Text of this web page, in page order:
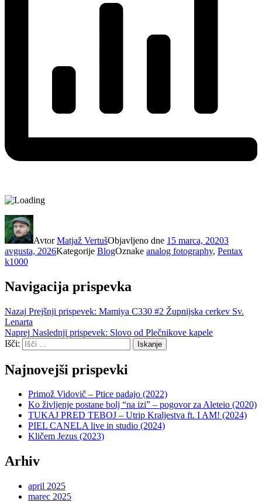
AvtorMatjaž VertušObjavljeno dne 15 marca, 20203
avgusta, 2026Kategorije BlogOznake analog fotography, Pentax
k1000
Navigacija prispevka
Nazaj Prejšnji prispevek: Mamiya C330 #2 Župnijska cerkev Sv.
Lenarta
Naprej Naslednji prispevek: Slovo od Plečnikove kapele
Išči:
Iskanje
Najnovejši prispevki
Primož Vidovič – Ptice padajo (2022)
Ko življenje postane bolj “na izi” – pogovor za Aleteio (2020)
TUKAJ PRED TEBOJ – Utrip Kraljestva ft. I AM! (2024)
PIEL CANELA live in studio (2024)
Kličem Jezus (2023)
Arhiv
april 2025
marec 2025